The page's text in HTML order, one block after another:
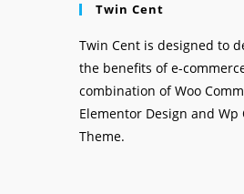
Twin Cent
Twin Cent is designed to
the benefits of e-
combination of Woo
Elementor Design and Wp
Theme.